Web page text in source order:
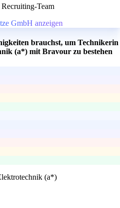
Team
GmbH anzeigen
brauchst, um Technikerin
(a*) mit Bravour zu bestehen
(a*)